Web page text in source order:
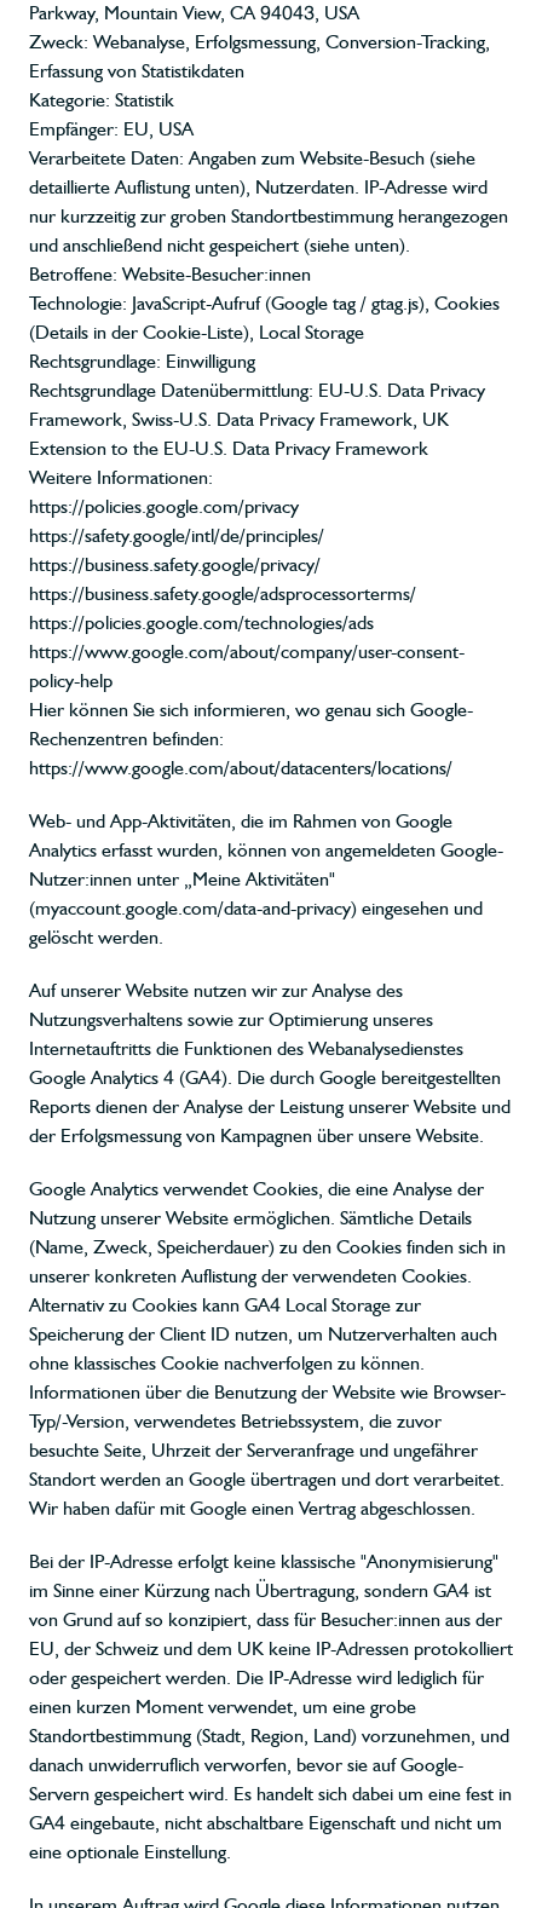
Parkway, Mountain View, CA 94043, USA
Zweck: Webanalyse, Erfolgsmessung, Conversion-Tracking,
Erfassung von Statistikdaten
Kategorie: Statistik
Empfänger: EU, USA
Verarbeitete Daten: Angaben zum Website-Besuch (siehe
detaillierte Auflistung unten), Nutzerdaten. IP-Adresse wird
nur kurzzeitig zur groben Standortbestimmung herangezogen
und anschließend nicht gespeichert (siehe unten).
Betroffene: Website-Besucher:innen
Technologie: JavaScript-Aufruf (Google tag / gtag.js), Cookies
(Details in der Cookie-Liste), Local Storage
Rechtsgrundlage: Einwilligung
Rechtsgrundlage Datenübermittlung: EU-U.S. Data Privacy
Framework, Swiss-U.S. Data Privacy Framework, UK
Extension to the EU-U.S. Data Privacy Framework
Weitere Informationen:
https://policies.google.com/privacy
https://safety.google/intl/de/principles/
https://business.safety.google/privacy/
https://business.safety.google/adsprocessorterms/
https://policies.google.com/technologies/ads
https://www.google.com/about/company/user-consent-
policy-help
Hier können Sie sich informieren, wo genau sich Google-
Rechenzentren befinden:
https://www.google.com/about/datacenters/locations/
Web- und App-Aktivitäten, die im Rahmen von Google
Analytics erfasst wurden, können von angemeldeten Google-
Nutzer:innen unter „Meine Aktivitäten"
(myaccount.google.com/data-and-privacy) eingesehen und
gelöscht werden.
Auf unserer Website nutzen wir zur Analyse des
Nutzungsverhaltens sowie zur Optimierung unseres
Internetauftritts die Funktionen des Webanalysedienstes
Google Analytics 4 (GA4). Die durch Google bereitgestellten
Reports dienen der Analyse der Leistung unserer Website und
der Erfolgsmessung von Kampagnen über unsere Website.
Google Analytics verwendet Cookies, die eine Analyse der
Nutzung unserer Website ermöglichen. Sämtliche Details
(Name, Zweck, Speicherdauer) zu den Cookies finden sich in
unserer konkreten Auflistung der verwendeten Cookies.
Alternativ zu Cookies kann GA4 Local Storage zur
Speicherung der Client ID nutzen, um Nutzerverhalten auch
ohne klassisches Cookie nachverfolgen zu können.
Informationen über die Benutzung der Website wie Browser-
Typ/-Version, verwendetes Betriebssystem, die zuvor
besuchte Seite, Uhrzeit der Serveranfrage und ungefährer
Standort werden an Google übertragen und dort verarbeitet.
Wir haben dafür mit Google einen Vertrag abgeschlossen.
Bei der IP-Adresse erfolgt keine klassische "Anonymisierung"
im Sinne einer Kürzung nach Übertragung, sondern GA4 ist
von Grund auf so konzipiert, dass für Besucher:innen aus der
EU, der Schweiz und dem UK keine IP-Adressen protokolliert
oder gespeichert werden. Die IP-Adresse wird lediglich für
einen kurzen Moment verwendet, um eine grobe
Standortbestimmung (Stadt, Region, Land) vorzunehmen, und
danach unwiderruflich verworfen, bevor sie auf Google-
Servern gespeichert wird. Es handelt sich dabei um eine fest in
GA4 eingebaute, nicht abschaltbare Eigenschaft und nicht um
eine optionale Einstellung.